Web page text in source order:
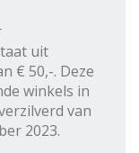
uit
€ 50,-. Deze
winkels in
van
2023.